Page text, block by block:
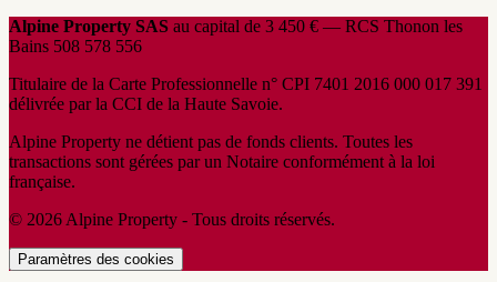
Alpine Property SAS au capital de 3 450 € — RCS Thonon les
Bains 508 578 556
Titulaire de la Carte Professionnelle n° CPI 7401 2016 000 017 391
délivrée par la CCI de la Haute Savoie.
Alpine Property ne détient pas de fonds clients. Toutes les
transactions sont gérées par un Notaire conformément à la loi
française.
© 2026 Alpine Property - Tous droits réservés.
Paramètres des cookies